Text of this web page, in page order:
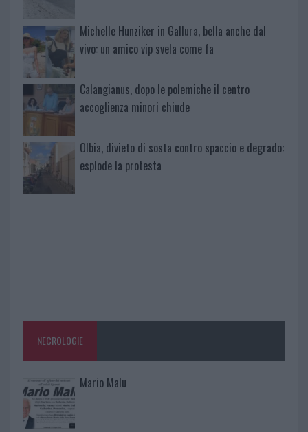
Michelle Hunziker in Gallura, bella anche dal
vivo: un amico vip svela come fa
Calangianus, dopo le polemiche il centro
accoglienza minori chiude
Olbia, divieto di sosta contro spaccio e degrado:
esplode la protesta
NECROLOGIE
Mario Malu